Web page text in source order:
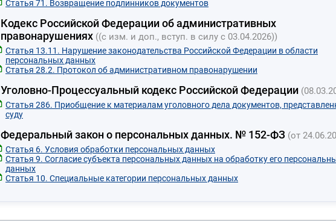
Статья 71. Возвращение подлинников документов
Кодекс Российской Федерации об административных
правонарушениях ((с изм. и доп., вступ. в силу с 03.04.2026))
Статья 13.11. Нарушение законодательства Российской Федерации в области
персональных данных
Статья 28.2. Протокол об административном правонарушении
Уголовно-Процессуальный кодекс Российской Федерации
Статья 286. Приобщение к материалам уголовного дела документов,
суду
Федеральный закон о персональных данных. № 152-ФЗ (от
Статья 6. Условия обработки персональных данных
Статья 9. Согласие субъекта персональных данных на обработку его
данных
Статья 10. Специальные категории персональных данных